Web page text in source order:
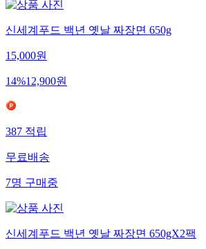
신세계푸드 백년 옛날 짜장면 650g
15,000원
14%12,900원
387적립
무료배송
7명구매중
신세계푸드 백년 옛날 짜장면 650gX2팩